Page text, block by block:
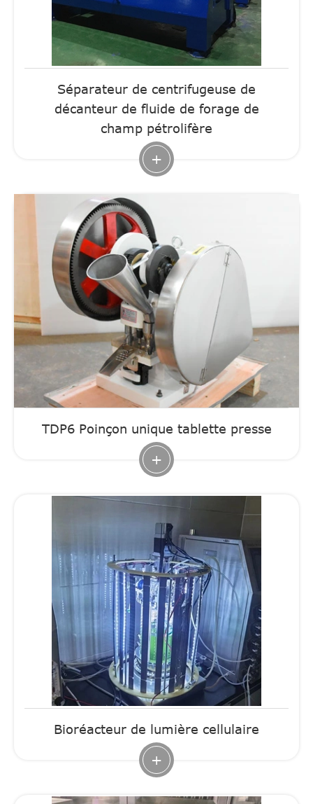
Séparateur de centrifugeuse de
décanteur de fluide de forage de
champ pétrolifère
+
TDP6 Poinçon unique tablette presse
+
Bioréacteur de lumière cellulaire
+